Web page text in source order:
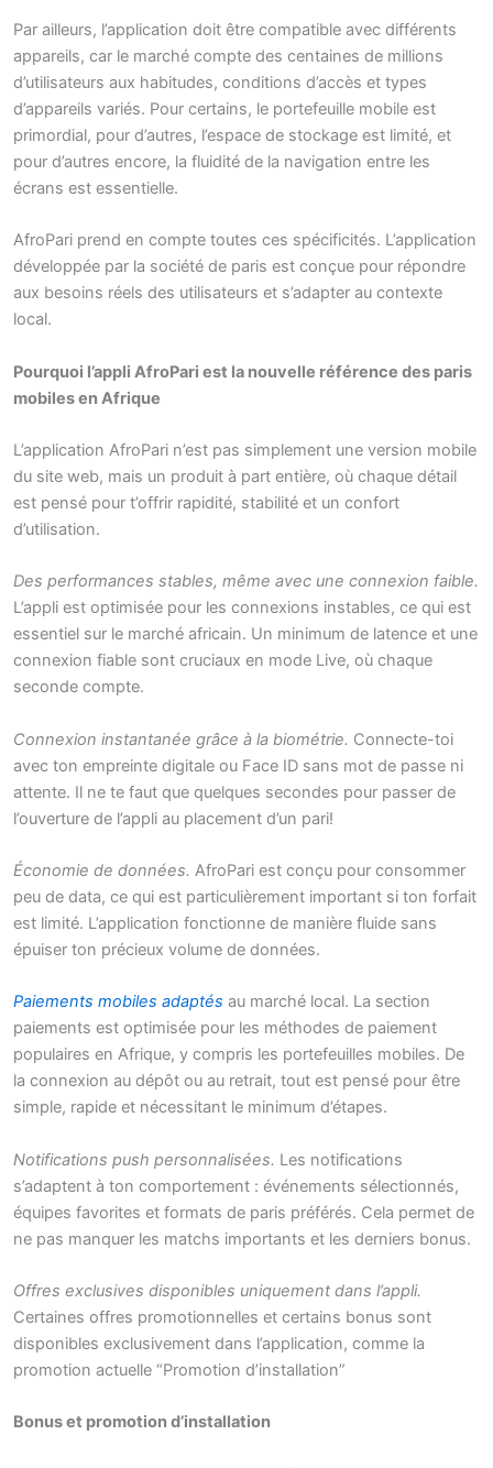
Par ailleurs, l’application doit être compatible avec différents
appareils, car le marché compte des centaines de millions
d’utilisateurs aux habitudes, conditions d’accès et types
d’appareils variés. Pour certains, le portefeuille mobile est
primordial, pour d’autres, l’espace de stockage est limité, et
pour d’autres encore, la fluidité de la navigation entre les
écrans est essentielle.
AfroPari prend en compte toutes ces spécificités. L’application
développée par la société de paris est conçue pour répondre
aux besoins réels des utilisateurs et s’adapter au contexte
local.
Pourquoi l’appli AfroPari est la nouvelle référence des paris
mobiles en Afrique
L’application AfroPari n’est pas simplement une version mobile
du site web, mais un produit à part entière, où chaque détail
est pensé pour t’offrir rapidité, stabilité et un confort
d’utilisation.
Des performances stables, même avec une connexion faible.
L’appli est optimisée pour les connexions instables, ce qui est
essentiel sur le marché africain. Un minimum de latence et une
connexion fiable sont cruciaux en mode Live, où chaque
seconde compte.
Connexion instantanée grâce à la biométrie. Connecte-toi
avec ton empreinte digitale ou Face ID sans mot de passe ni
attente. Il ne te faut que quelques secondes pour passer de
l’ouverture de l’appli au placement d’un pari!
Économie de données. AfroPari est conçu pour consommer
peu de data, ce qui est particulièrement important si ton forfait
est limité. L’application fonctionne de manière fluide sans
épuiser ton précieux volume de données.
Paiements mobiles adaptés au marché local. La section
paiements est optimisée pour les méthodes de paiement
populaires en Afrique, y compris les portefeuilles mobiles. De
la connexion au dépôt ou au retrait, tout est pensé pour être
simple, rapide et nécessitant le minimum d’étapes.
Notifications push personnalisées. Les notifications
s’adaptent à ton comportement : événements sélectionnés,
équipes favorites et formats de paris préférés. Cela permet de
ne pas manquer les matchs importants et les derniers bonus.
Offres exclusives disponibles uniquement dans l’appli.
Certaines offres promotionnelles et certains bonus sont
disponibles exclusivement dans l’application, comme la
promotion actuelle “Promotion d’installation”
Bonus et promotion d’installation